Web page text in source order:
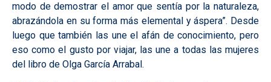
modo de demostrar el amor que sentía por la naturaleza,
abrazándola en su forma más elemental y áspera”. Desde
luego que también las une el afán de conocimiento, pero
eso como el gusto por viajar, las une a todas las mujeres
del libro de Olga García Arrabal.